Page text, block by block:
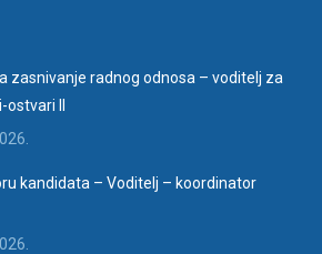
zasnivanje radnog odnosa – voditelj za
II
kandidata – Voditelj – koordinator